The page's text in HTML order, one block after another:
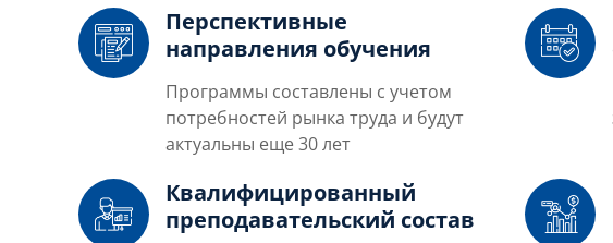
Перспективные
направления обучения
Программы составлены с учетом
потребностей рынка труда и будут
актуальны еще 30 лет
Квалифицированный
преподавательский состав